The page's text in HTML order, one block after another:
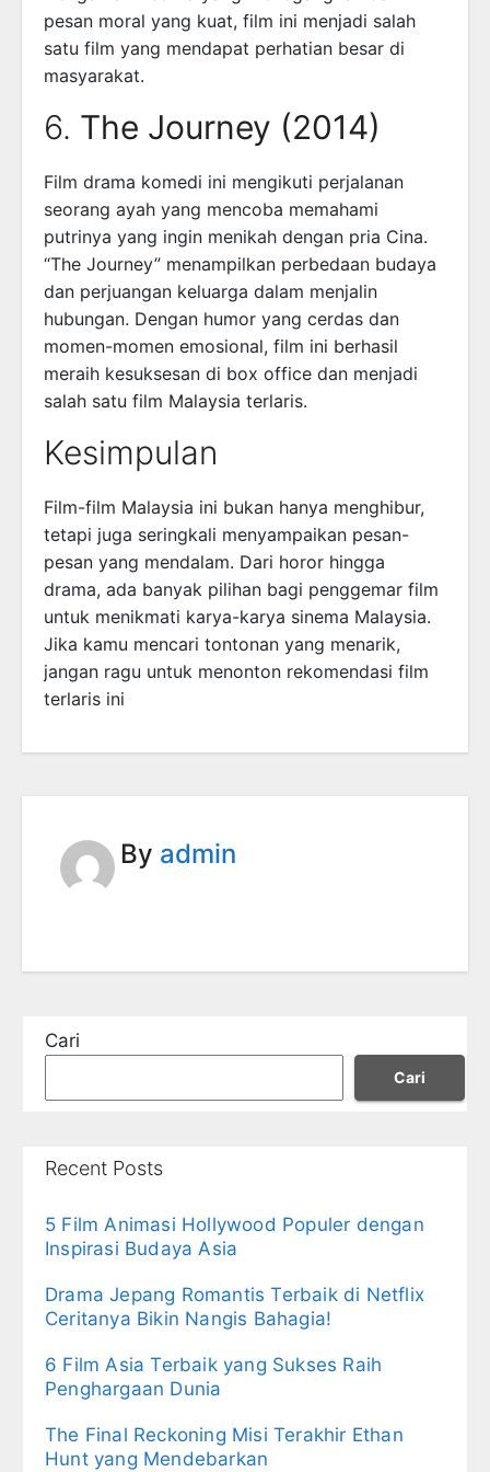
pesan moral yang kuat, film ini menjadi salah
satu film yang mendapat perhatian besar di
masyarakat.
6. The Journey (2014)
Film drama komedi ini mengikuti perjalanan
seorang ayah yang mencoba memahami
putrinya yang ingin menikah dengan pria Cina.
“The Journey” menampilkan perbedaan budaya
dan perjuangan keluarga dalam menjalin
hubungan. Dengan humor yang cerdas dan
momen-momen emosional, film ini berhasil
meraih kesuksesan di box office dan menjadi
salah satu film Malaysia terlaris.
Kesimpulan
Film-film Malaysia ini bukan hanya menghibur,
tetapi juga seringkali menyampaikan pesan-
pesan yang mendalam. Dari horor hingga
drama, ada banyak pilihan bagi penggemar film
untuk menikmati karya-karya sinema Malaysia.
Jika kamu mencari tontonan yang menarik,
jangan ragu untuk menonton rekomendasi film
terlaris ini
By admin
Cari
Cari
Recent Posts
5 Film Animasi Hollywood Populer dengan
Inspirasi Budaya Asia
Drama Jepang Romantis Terbaik di Netflix
Ceritanya Bikin Nangis Bahagia!
6 Film Asia Terbaik yang Sukses Raih
Penghargaan Dunia
The Final Reckoning Misi Terakhir Ethan
Hunt yang Mendebarkan